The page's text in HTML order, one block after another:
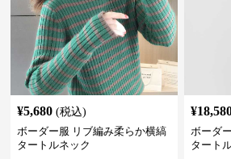
¥5,680 (税込)
ボーダー服 リブ編み柔らか横縞
タートルネック
¥
ボーダ
タート